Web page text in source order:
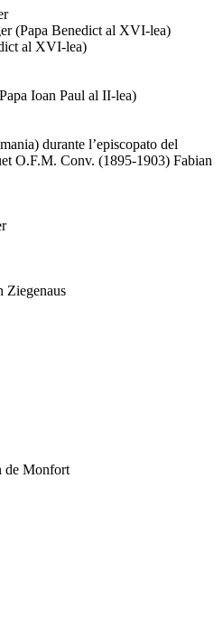
(Papa Benedict al XVI-lea)
al XVI-lea)
Ioan Paul al II-lea)
durante l’episcopato del
O.F.M. Conv. (1895-1903) Fabian
Ziegenaus
de Monfort